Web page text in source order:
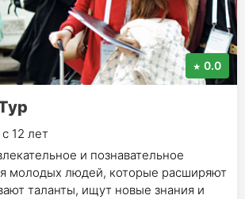
0.0
с 12 лет
и познавательное
молодых людей, которые расширяют
таланты, ищут новые знания и